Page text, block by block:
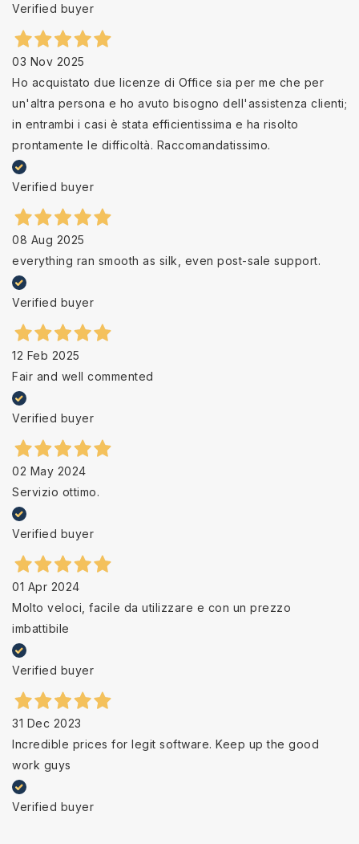
Verified buyer
03 Nov 2025
Ho acquistato due licenze di Office sia per me che per
un'altra persona e ho avuto bisogno dell'assistenza clienti;
in entrambi i casi è stata efficientissima e ha risolto
prontamente le difficoltà. Raccomandatissimo.
Verified buyer
08 Aug 2025
everything ran smooth as silk, even post-sale support.
Verified buyer
12 Feb 2025
Fair and well commented
Verified buyer
02 May 2024
Servizio ottimo.
Verified buyer
01 Apr 2024
Molto veloci, facile da utilizzare e con un prezzo
imbattibile
Verified buyer
31 Dec 2023
Incredible prices for legit software. Keep up the good
work guys
Verified buyer